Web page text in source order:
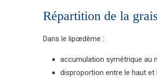
Répartition de la
Dans le lipœdème :
accumulation symétrique au
disproportion entre le haut et